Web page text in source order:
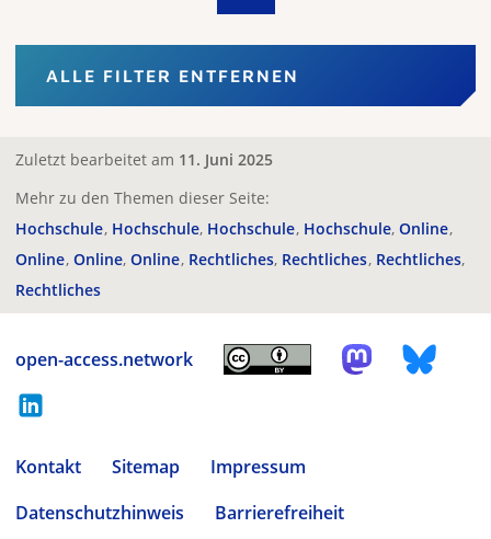
ALLE FILTER ENTFERNEN
Zuletzt bearbeitet am 11. Juni 2025
Mehr zu den Themen dieser Seite:
Hochschule Hochschule Hochschule Hochschule Online
Online Online Online Rechtliches Rechtliches Rechtliches
Rechtliches
open-access.network
Kontakt Sitemap
Impressum
Datenschutzhinweis
Barrierefreiheit